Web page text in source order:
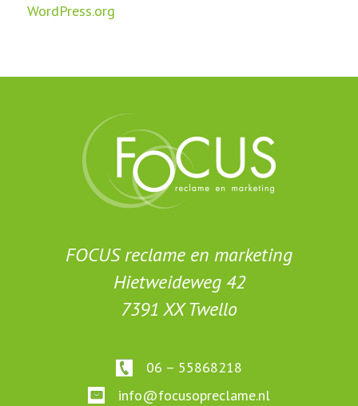
WordPress.org
FOCUS reclame en marketing
Hietweideweg 42
7391 XX Twello
06 – 55868218
info@focusopreclame.nl